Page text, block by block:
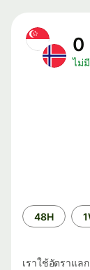
0
ไม่
ระยะ
เวลา
48H
เราใช้อัตราแล